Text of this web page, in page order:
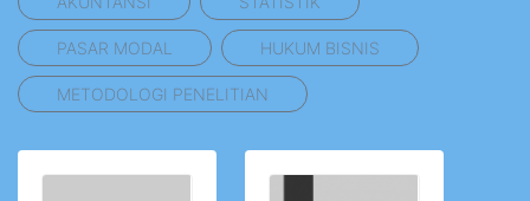
PASAR MODAL HUKUM BISNIS
METODOLOGI PENELITIAN